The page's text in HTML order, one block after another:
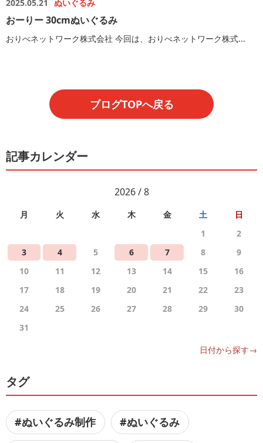
2025.05.21 ぬいぐるみ
おーりー 30cmぬいぐるみ
おりべネットワーク株式会社 今回は、おりべネットワーク株式...
ブログTOPへ戻る
記事カレンダー
2026 / 8
月 火 水 木 金 土
日
1
2
3
4 5 6 7 8
9
10
11 12 13 14 15
16
17
18 19 20 21 22
23
24
25 26 27 28 29
30
31
日付から探す→
タグ
#ぬいぐるみ制作 #ぬいぐるみ